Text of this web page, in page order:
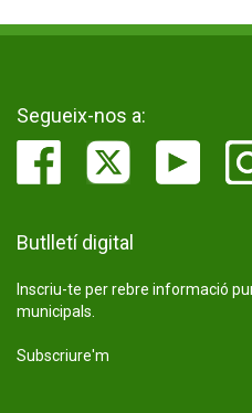
Segueix-nos a:
Butlletí digital
Inscriu-te per rebre informació
municipals.
Subscriure'm